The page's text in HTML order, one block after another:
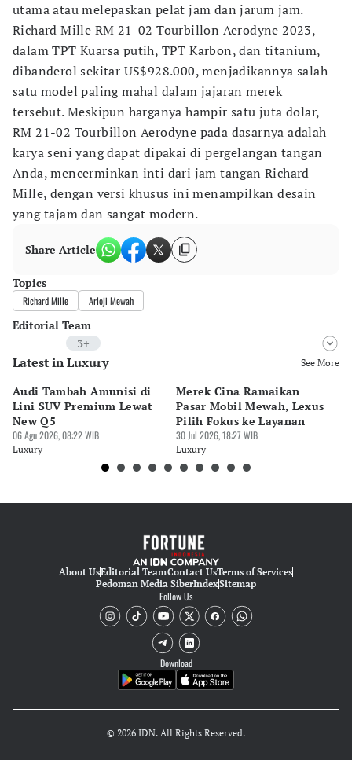
utama atau melepaskan pelat jam dan jarum jam.
Richard Mille RM 21-02 Tourbillon Aerodyne 2023,
dalam TPT Kuarsa putih, TPT Karbon, dan titanium,
dibanderol sekitar US$928.000, menjadikannya salah
satu model paling mahal dalam jajaran merek
tersebut. Meskipun harganya hampir satu juta dolar,
RM 21-02 Tourbillon Aerodyne pada dasarnya adalah
karya seni yang dapat dipakai di pergelangan tangan
Anda, mencerminkan inti dari jam tangan Richard
Mille, dengan versi khusus ini menampilkan desain
yang tajam dan sangat modern.
Share Article
Topics
Richard Mille Arloji Mewah
Editorial Team
3+
Editor
Editor
Pingit Aria
Tubagus Imam Satrio
Latest in Luxury See More
Audi Tambah Amunisi di
Lini SUV Premium Lewat
New Q5
06 Agu 2026, 08:22 WIB
Luxury
Merek Cina Ramaikan
Pasar Mobil Mewah, Lexus
Pilih Fokus ke Layanan
30 Jul 2026, 18:27 WIB
Luxury
About UsEditorial TeamContact UsTerms of Services
Pedoman Media SiberIndexSitemap
Follow Us
Download
© 2026 IDN. All Rights Reserved.